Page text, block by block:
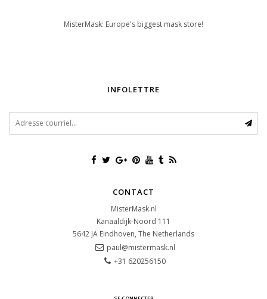
MisterMask: Europe's biggest mask store!
INFOLETTRE
CONTACT
MisterMask.nl
Kanaaldijk-Noord 111
5642 JA Eindhoven, The Netherlands
paul@mistermask.nl
+31 620256150